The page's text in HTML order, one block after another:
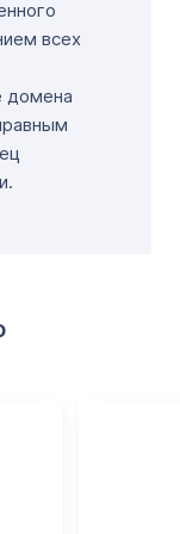
всех
домена